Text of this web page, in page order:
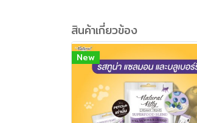
สินค้าเกี่ยวข้อง
New